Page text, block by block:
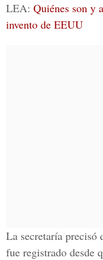
LEA: Quiénes son y
invento de EEUU
La secretaría precisó
fue registrado desde